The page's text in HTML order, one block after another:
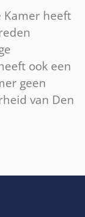
Kamer heeft
ook een
geen
van Den